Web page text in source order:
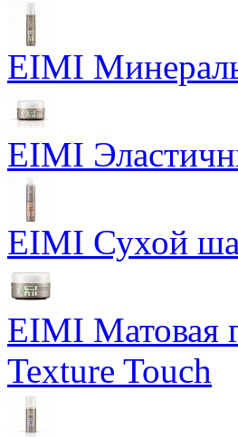
EIMI
EIMI
EIMI Сухой
EIMI Матовая
Texture Touch